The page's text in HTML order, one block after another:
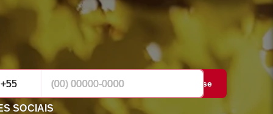
Cadastrar-se
SOCIAIS